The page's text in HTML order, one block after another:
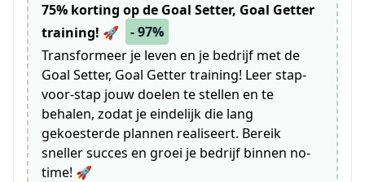
75% korting op de Goal Setter, Goal Getter
training! 🚀
- 97%
Transformeer je leven en je bedrijf met de
Goal Setter, Goal Getter training! Leer stap-
voor-stap jouw doelen te stellen en te
behalen, zodat je eindelijk die lang
gekoesterde plannen realiseert. Bereik
sneller succes en groei je bedrijf binnen no-
time! 🚀